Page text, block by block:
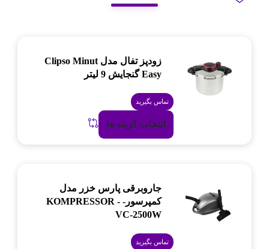
زودپز تفال مدل Clipso Minut
Easy گنجایش 9 لیتر
تماس بگیرید
انتخاب گزینه ها
جاروبرقی پارس خزر مدل
کمپرسور- KOMPRESSOR -
VC-2500W
تماس بگیرید